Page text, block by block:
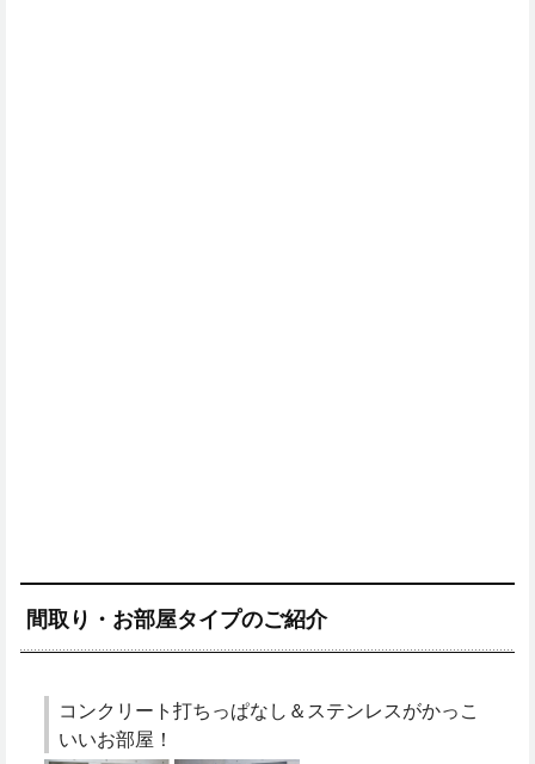
間取り・お部屋タイプのご紹介
コンクリート打ちっぱなし＆ステンレスがかっこ
いいお部屋！